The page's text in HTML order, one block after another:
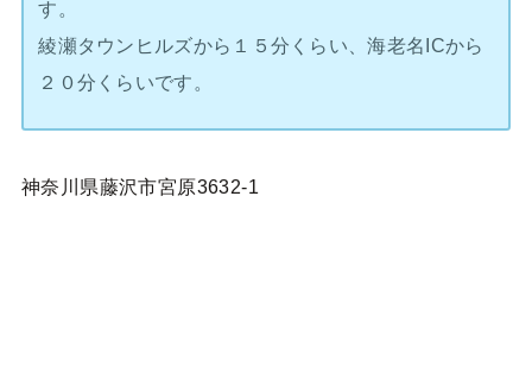
す。
綾瀬タウンヒルズから１５分くらい、海老名ICから
２０分くらいです。
神奈川県藤沢市宮原3632-1